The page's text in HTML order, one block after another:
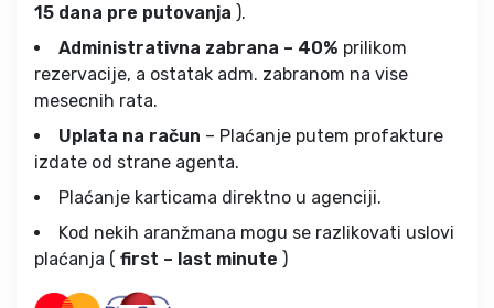
15 dana pre putovanja ).
Administrativna zabrana – 40% prilikom
rezervacije, a ostatak adm. zabranom na vise
mesecnih rata.
Uplata na račun – Plaćanje putem profakture
izdate od strane agenta.
Plaćanje karticama direktno u agenciji.
Kod nekih aranžmana mogu se razlikovati uslovi
plaćanja ( first – last minute )